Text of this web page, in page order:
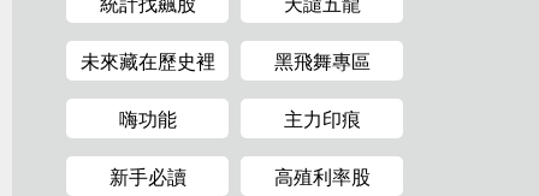
未來藏在歷史裡 黑飛舞專區
嗨功能 主力印痕
新手必讀 高殖利率股